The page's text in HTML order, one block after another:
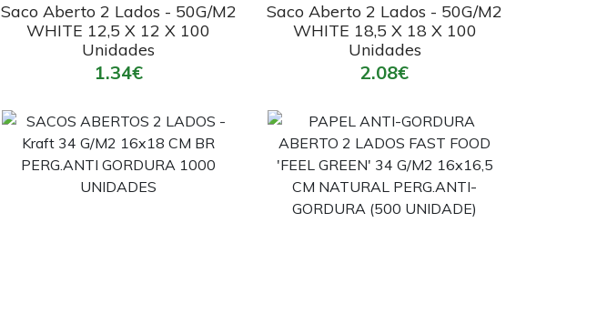
Saco Aberto 2 Lados - 50G/M2
WHITE 12,5 X 12 X 100
Unidades
1.34€
Saco Aberto 2 Lados - 50G/M2
WHITE 18,5 X 18 X 100
Unidades
2.08€